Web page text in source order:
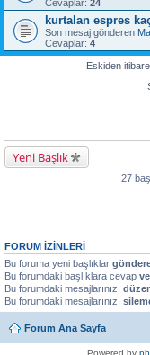
Cevaplar: 24
kurtalan espres
Son mesaj gönderen
Cevaplar: 4
Eskiden
Yeni Başlık
27
FORUM IZINLERI
Bu foruma yeni başlıklar
Bu forumdaki başlıklara cevap
Bu forumdaki mesajlarınızı
Bu forumdaki mesajlarınızı
Forum Ana Sayfa
Powered by